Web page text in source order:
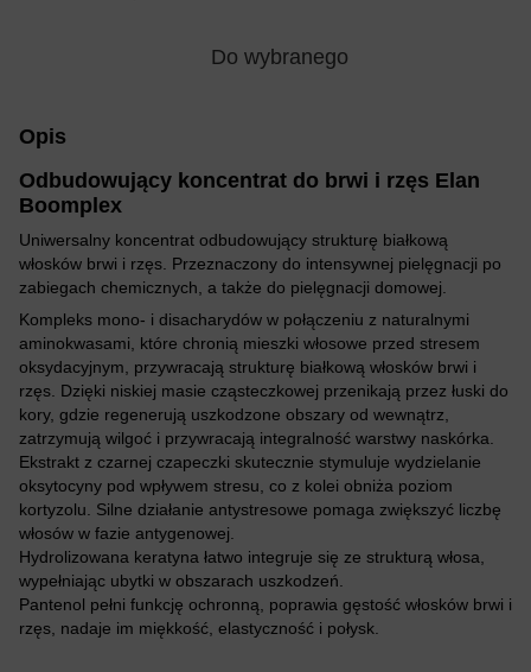
Do wybranego
Opis
Odbudowujący koncentrat do brwi i rzęs Elan
Boomplex
Uniwersalny koncentrat odbudowujący strukturę białkową
włosków brwi i rzęs. Przeznaczony do intensywnej pielęgnacji po
zabiegach chemicznych, a także do pielęgnacji domowej.
Kompleks mono- i disacharydów w połączeniu z naturalnymi
aminokwasami, które chronią mieszki włosowe przed stresem
oksydacyjnym, przywracają strukturę białkową włosków brwi i
rzęs. Dzięki niskiej masie cząsteczkowej przenikają przez łuski do
kory, gdzie regenerują uszkodzone obszary od wewnątrz,
zatrzymują wilgoć i przywracają integralność warstwy naskórka.
Ekstrakt z czarnej czapeczki skutecznie stymuluje wydzielanie
oksytocyny pod wpływem stresu, co z kolei obniża poziom
kortyzolu. Silne działanie antystresowe pomaga zwiększyć liczbę
włosów w fazie antygenowej.
Hydrolizowana keratyna łatwo integruje się ze strukturą włosa,
wypełniając ubytki w obszarach uszkodzeń.
Pantenol pełni funkcję ochronną, poprawia gęstość włosków brwi i
rzęs, nadaje im miękkość, elastyczność i połysk.